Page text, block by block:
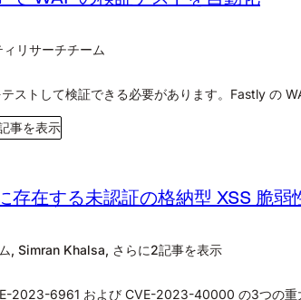
リサーチチーム
ストして検証できる必要があります。Fastly の
事を表示
存在する未認証の格納型 XSS 脆弱
, Simran Khalsa, さらに2記事を表示
2023-6961 および CVE-2023-40000 の3つの重